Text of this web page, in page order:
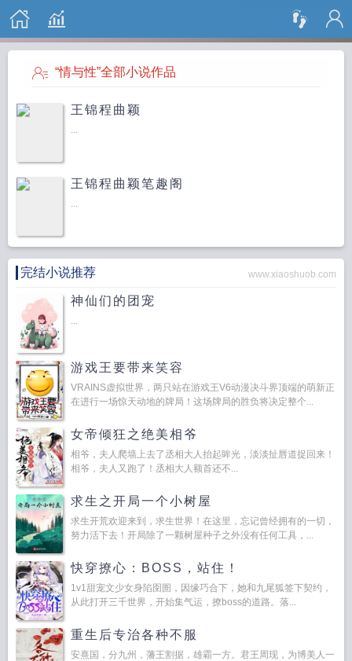
搜 索
“情与性”全部小说作品
王锦程曲颖
...
王锦程曲颖笔趣阁
...
完结小说推荐 www.xiaoshuob.com
神仙们的团宠
...
游戏王要带来笑容
VRAINS虚拟世界，两只站在游戏王V6动漫决斗界顶端的萌新正
在进行一场惊天动地的牌局！这场牌局的胜负将决定整个...
女帝倾狂之绝美相爷
相爷，夫人爬墙上去了丞相大人抬起眸光，淡淡扯唇道捉回来！
相爷，夫人又跑了！丞相大人额首还不...
求生之开局一个小树屋
求生开荒欢迎来到，求生世界！在这里，忘记曾经拥有的一切，
努力活下去！开局除了一颗树屋种子之外没有任何工具，...
快穿撩心：BOSS，站住！
1v1甜宠文少女身陷囹圄，因缘巧合下，她和九尾狐签下契约，
从此打开三千世界，开始集气运，撩boss的道路。落...
重生后专治各种不服
安熹国，分九州，藩王割据，雄霸一方。君王周现，为博美人一